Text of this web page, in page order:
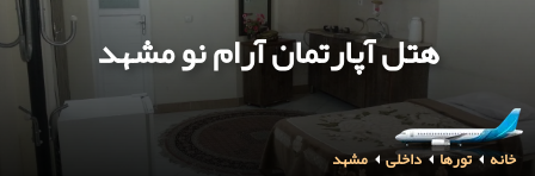
کدام هواپیمایی کدام ترمینال مهرآباد؟
استرداد بلیط هواپیما در شرایط جنگی
هزینه تفریحات استانبول ۲۰۲۵
سفر به ارمنستان | دیدنی‌ها و تجربیات جذاب
هتل آپارتمان آرام نو مشهد
خانه تورها داخلی مشهد